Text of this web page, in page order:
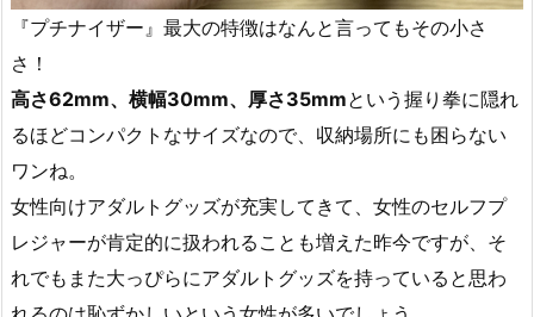
『プチナイザー』最大の特徴はなんと言ってもその小さ
さ！
高さ62mm、横幅30mm、厚さ35mmという握り拳に隠れ
るほどコンパクトなサイズなので、収納場所にも困らない
ワンね。
女性向けアダルトグッズが充実してきて、女性のセルフプ
レジャーが肯定的に扱われることも増えた昨今ですが、そ
れでもまた大っぴらにアダルトグッズを持っていると思わ